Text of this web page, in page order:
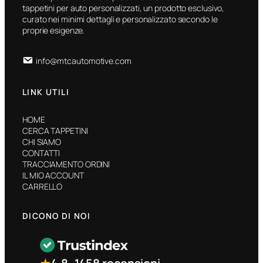
tappetini per auto personalizzati, un prodotto esclusivo,
curato nei minimi dettagli e personalizzato secondo le
proprie esigenze.
info@mtcautomotive.com
LINK UTILI
HOME
CERCA TAPPETINI
CHI SIAMO
CONTATTI
TRACCIAMENTO ORDINI
IL MIO ACCOUNT
CARRELLO
DICONO DI NOI